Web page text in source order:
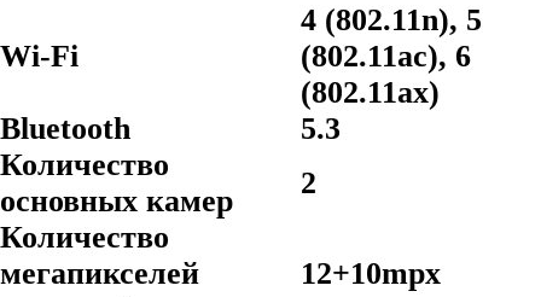
Wi-Fi
4 (802.11n), 5
(802.11ac), 6
(802.11ax)
Bluetooth
5.3
Количество
основных камер
2
Количество
мегапикселей
12+10mpx